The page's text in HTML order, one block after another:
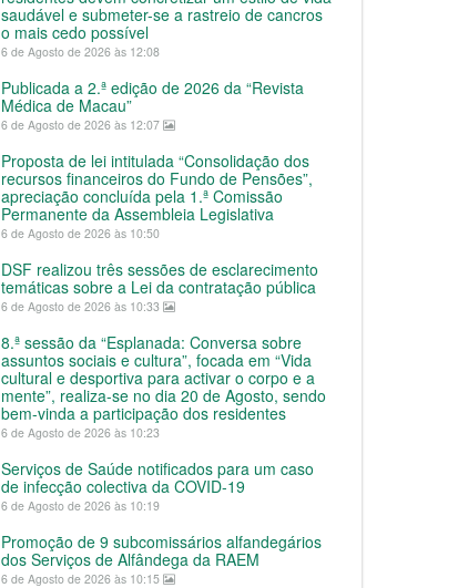
saudável e submeter-se a rastreio de cancros
o mais cedo possível
6 de Agosto de 2026 às 12:08
Publicada a 2.ª edição de 2026 da “Revista
Médica de Macau”
6 de Agosto de 2026 às 12:07
Proposta de lei intitulada “Consolidação dos
recursos financeiros do Fundo de Pensões”,
apreciação concluída pela 1.ª Comissão
Permanente da Assembleia Legislativa
6 de Agosto de 2026 às 10:50
DSF realizou três sessões de esclarecimento
temáticas sobre a Lei da contratação pública
6 de Agosto de 2026 às 10:33
8.ª sessão da “Esplanada: Conversa sobre
assuntos sociais e cultura”, focada em “Vida
cultural e desportiva para activar o corpo e a
mente”, realiza-se no dia 20 de Agosto, sendo
bem-vinda a participação dos residentes
6 de Agosto de 2026 às 10:23
Serviços de Saúde notificados para um caso
de infecção colectiva da COVID-19
6 de Agosto de 2026 às 10:19
Promoção de 9 subcomissários alfandegários
dos Serviços de Alfândega da RAEM
6 de Agosto de 2026 às 10:15